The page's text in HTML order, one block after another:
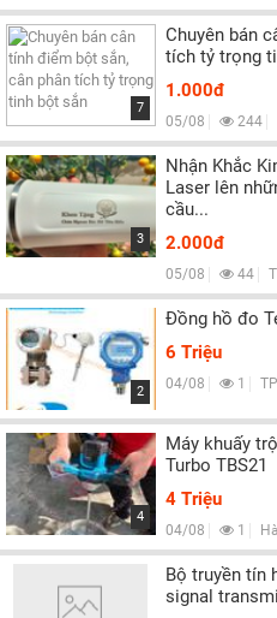
7
Chuyên bán
tích tỷ trọng
1.000đ
05/08 244
3
Nhận Khắc
Laser lên
cầu...
2.000đ
05/08 44
2
Đồng hồ đo
6 Triệu
04/08 1
4
Máy khuấy
Turbo TBS21
4 Triệu
04/08 1
Bộ truyền tín
signal